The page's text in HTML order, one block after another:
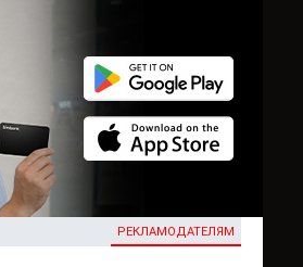
РЕКЛАМОДАТЕЛЯМ